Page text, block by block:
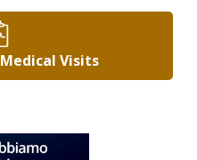
Medical Visits